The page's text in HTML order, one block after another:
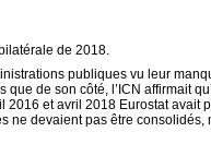
de 2018.
publiques vu leur
de son côté, l’ICN affirmait
2016 et avril 2018 Eurostat
devaient pas être